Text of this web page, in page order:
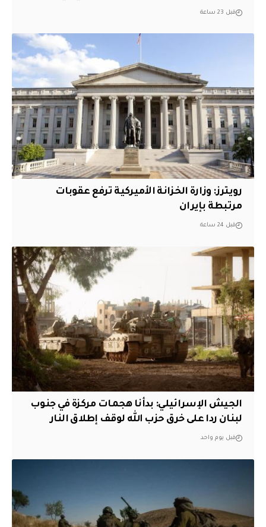
قبل 23 ساعة
‏رويترز: وزارة الخزانة الأميركية ترفع عقوبات
مرتبطة بإيران
قبل 24 ساعة
الجيش الإسرائيلي: بدأنا هجمات مركزة في جنوب
لبنان ردا على خرق حزب الله لوقف إطلاق النار
قبل يوم واحد